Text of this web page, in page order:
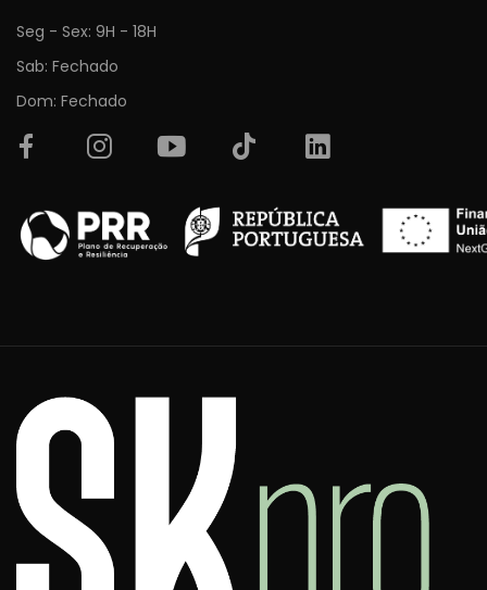
Seg - Sex: 9H - 18H
Sab: Fechado
Dom: Fechado